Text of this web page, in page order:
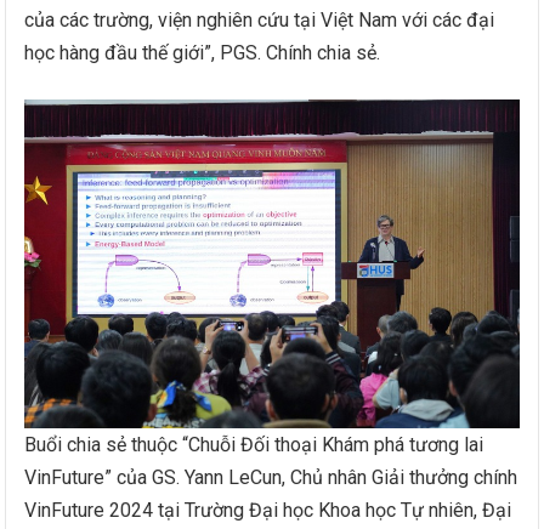
của các trường, viện nghiên cứu tại Việt Nam với các đại
học hàng đầu thế giới”, PGS. Chính chia sẻ.
Buổi chia sẻ thuộc “Chuỗi Đối thoại Khám phá tương lai
VinFuture” của GS. Yann LeCun, Chủ nhân Giải thưởng chính
VinFuture 2024 tại Trường Đại học Khoa học Tự nhiên, Đại